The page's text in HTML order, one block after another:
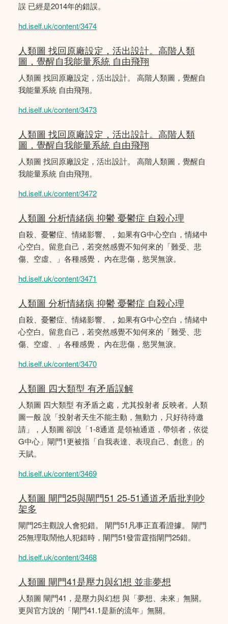
誤 已經是2014年的錯誤。
hd.iself.uk/content/3474
人類圖 找回原廠設定，活出設計。高階人類
圖，覺醒自我能量系統 自由飛翔
人類圖 找回原廠設定，活出設計。 高階人類圖，覺醒自
我能量系統 自由飛翔。
hd.iself.uk/content/3473
人類圖 找回原廠設定，活出設計。高階人類
圖，覺醒自我能量系統 自由飛翔
人類圖 找回原廠設定，活出設計。 高階人類圖，覺醒自
我能量系統 自由飛翔。
hd.iself.uk/content/3472
人類圖 分析情緒病 抑鬱 憂鬱症 自殺心理
自殺、憂鬱症、情緒影響、，如果有G中心空白，情緒中
心空白。留意自己，若突然感覺不知何來的「難受、悲
傷、空虛、」各種感覺， 內在悲傷，慾哭無淚。
hd.iself.uk/content/3471
人類圖 分析情緒病 抑鬱 憂鬱症 自殺心理
自殺、憂鬱症、情緒影響、，如果有G中心空白，情緒中
心空白。留意自己，若突然感覺不知何來的「難受、悲
傷、空虛、」各種感覺， 內在悲傷，慾哭無淚。
hd.iself.uk/content/3470
人類圖 四大類型 有矛盾誤解
人類圖 四大類型 有矛盾之處，尤其投射者 反映者。人類
圖一般 說「投射者天生不能主動，無動力，只好待待邀
請」，人類圖 卻說「1-8通道 是領袖通道，帶領者，依從
G中心」閘門1更被指「自我表達、表現自己、創意」的
天賦。
hd.iself.uk/content/3469
人類圖 閘門25與閘門51 25-51通道矛盾批判吵
架多
閘門25主觀說人會犯錯。 閘門51凡事正直看證據。 閘門
25無理取鬧他人犯錯時，閘門51發雷霆指閘門25錯。
hd.iself.uk/content/3468
人類圖 閘門41是壓力與幻想 並非夢想
人類圖 閘門41，是壓力與幻想 與「夢想、未來」無關。
更與官方說的「閘門41.1是新的流年」無關。